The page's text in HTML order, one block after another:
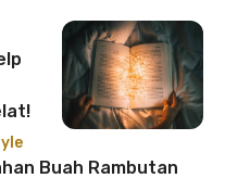
Buah Rambutan